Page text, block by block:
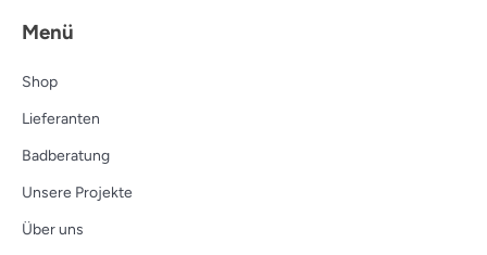
Menü
Shop
Lieferanten
Badberatung
Unsere Projekte
Über uns